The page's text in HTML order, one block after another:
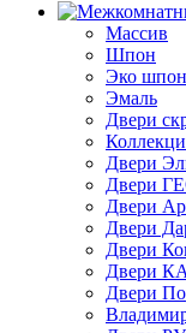
Массив
Шпон
Эко шпон
Эмаль
Двери
Двери
Двери
Двери
Двери
Двери
Двери
Двери